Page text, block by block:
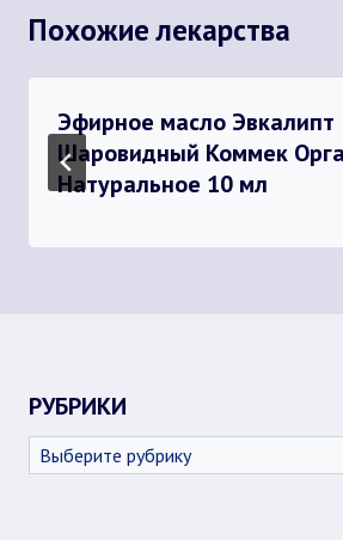
Похожие лекарства
Эфирное масло Эвкалипт
Шаровидный Коммек
Натуральное 10 мл
РУБРИКИ
Рубрики